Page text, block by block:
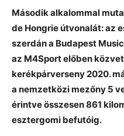
Második alkalommal
de Hongrie útvonalát: az
szerdán a Budapest
az M4Sport előben
kerékpárverseny 2020.
a nemzetközi mezőny 5
érintve összesen 861
esztergomi befutóig.